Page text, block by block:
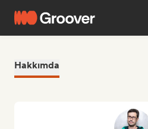
Hakkımda